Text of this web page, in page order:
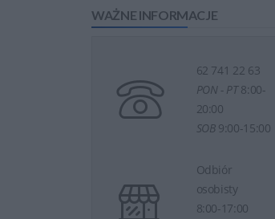
WAŻNE INFORMACJE
62 741 22 63
PON - PT8:00-
20:00
SOB9:00-15:00
Odbiór
osobisty
8:00-17:00